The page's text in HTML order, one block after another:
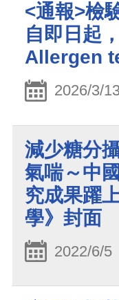
<通報>檢
自即日起
Allergen
2026/3/
減少糖分
氣喘～中
究成果躍
學》封面
2022/6/5